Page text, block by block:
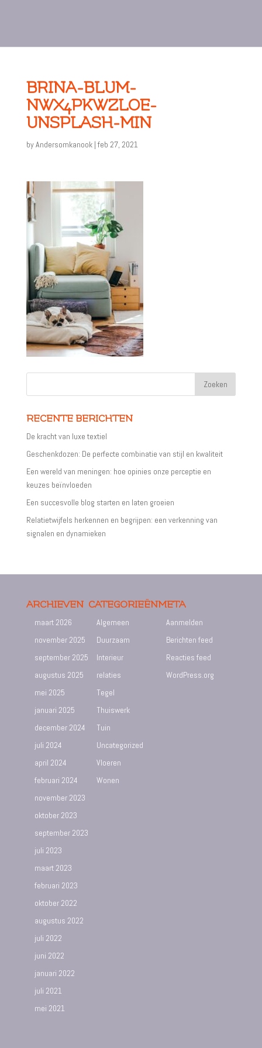
BRINA-BLUM-
NWX4PKWZLOE-
UNSPLASH-MIN
byAndersomkanook| feb 27, 2021
RECENTE BERICHTEN
De kracht van luxe textiel
Geschenkdozen: De perfecte combinatie van stijl en kwaliteit
Een wereld van meningen: hoe opinies onze perceptie en
keuzes beïnvloeden
Een succesvolle blog starten en laten groeien
Relatietwijfels herkennen en begrijpen: een verkenning van
signalen en dynamieken
ARCHIEVEN
maart 2026
november 2025
september 2025
augustus 2025
mei 2025
januari 2025
december 2024
juli 2024
april 2024
februari 2024
november 2023
oktober 2023
september 2023
juli 2023
maart 2023
februari 2023
oktober 2022
augustus 2022
juli 2022
juni 2022
januari 2022
juli 2021
mei 2021
CATEGORIEËN
Algemeen
Duurzaam
Interieur
relaties
Tegel
Thuiswerk
Tuin
Uncategorized
Vloeren
Wonen
META
Aanmelden
Berichten feed
Reacties feed
WordPress.org